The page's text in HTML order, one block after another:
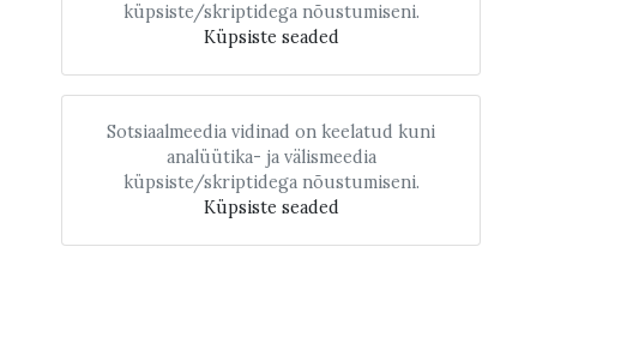
küpsiste/skriptidega nõustumiseni.
Küpsiste seaded
Sotsiaalmeedia vidinad on keelatud kuni
analüütika- ja välismeedia
küpsiste/skriptidega nõustumiseni.
Küpsiste seaded